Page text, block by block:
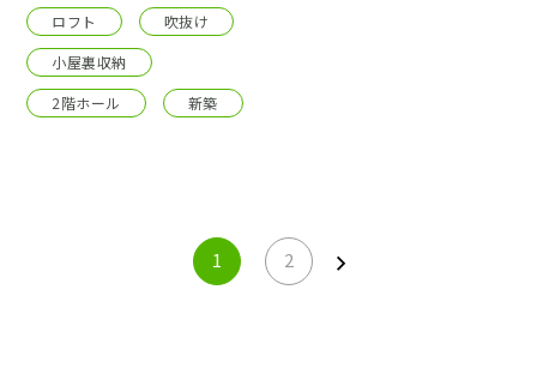
ロフト
吹抜け
小屋裏収納
2階ホール
新築
1 2